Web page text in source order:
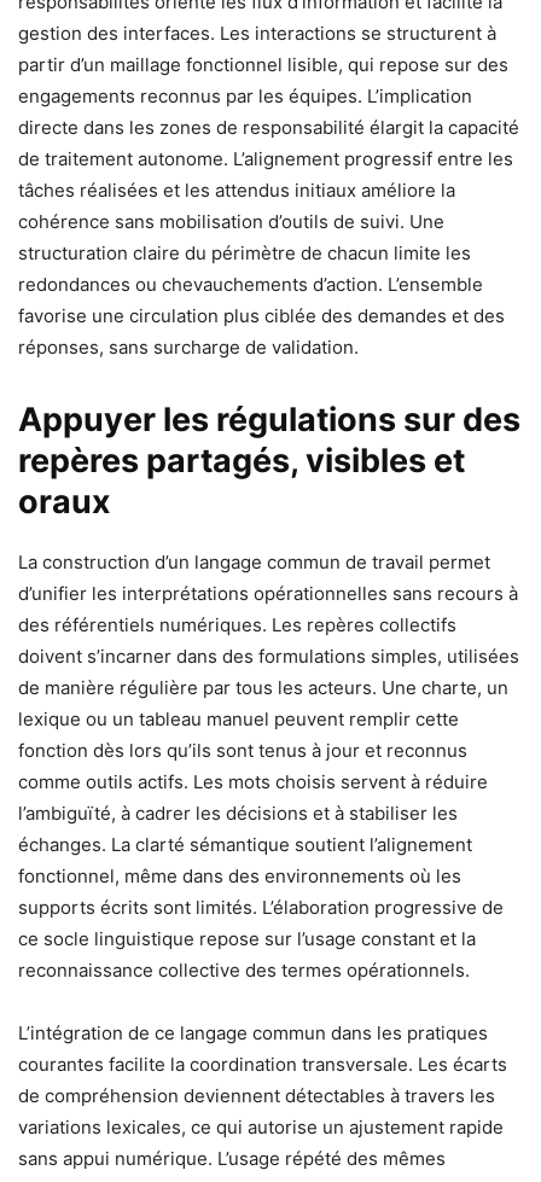
gestion des interfaces. Les interactions se structurent à
partir d’un maillage fonctionnel lisible, qui repose sur des
engagements reconnus par les équipes. L’implication
directe dans les zones de responsabilité élargit la capacité
de traitement autonome. L’alignement progressif entre les
tâches réalisées et les attendus initiaux améliore la
cohérence sans mobilisation d’outils de suivi. Une
structuration claire du périmètre de chacun limite les
redondances ou chevauchements d’action. L’ensemble
favorise une circulation plus ciblée des demandes et des
réponses, sans surcharge de validation.
Appuyer les régulations sur des
repères partagés, visibles et
oraux
La construction d’un langage commun de travail permet
d’unifier les interprétations opérationnelles sans recours à
des référentiels numériques. Les repères collectifs
doivent s’incarner dans des formulations simples, utilisées
de manière régulière par tous les acteurs. Une charte, un
lexique ou un tableau manuel peuvent remplir cette
fonction dès lors qu’ils sont tenus à jour et reconnus
comme outils actifs. Les mots choisis servent à réduire
l’ambiguïté, à cadrer les décisions et à stabiliser les
échanges. La clarté sémantique soutient l’alignement
fonctionnel, même dans des environnements où les
supports écrits sont limités. L’élaboration progressive de
ce socle linguistique repose sur l’usage constant et la
reconnaissance collective des termes opérationnels.
L’intégration de ce langage commun dans les pratiques
courantes facilite la coordination transversale. Les écarts
de compréhension deviennent détectables à travers les
variations lexicales, ce qui autorise un ajustement rapide
sans appui numérique. L’usage répété des mêmes